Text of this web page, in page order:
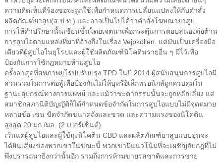
ความคิดเห็นที่ร้องขอจะถูกใช้เพื่อกำหนดการเปลี่ยนแปลงให้กับคำสั่ง
ผลิตภัณฑ์ยาสูบ(ส.ป.ท.) และอาจเป็นไปได้ว่าคำสั่งโฆษณายาสูบ
การให้คำปรึกษานั้นเขียนขึ้นโดยเจตนาเพื่อกระตุ้นการตอบสนองต่อต้าน
การสูบไอตามแหล่งที่มาที่อ้างถึงในเรื่อง Vejpkollen . แต่มันเป็นเครื่องมือ
เดียวที่ผู้สูบไอในยุโรปและผู้ใช้ผลิตภัณฑ์นิโคตินรายอื่น ๆ มีไว้เพื่อ
ป้องกันการใช้กฎหมายห้ามสูบไอ
ครั้งล่าสุดที่สหภาพยุโรปปรับปรุง TPD ในปี 2014 ผู้สนับสนุนการสูบไอมี
ส่วนร่วมในการต่อสู้เพื่อป้องกันไม่ให้บุหรี่อิเล็กทรอนิกส์ถูกควบคุมใน
ฐานะอุปกรณ์ทางการแพทย์ และแม้ว่าชะตากรรมนั้นจะถูกหลีกเลี่ยง แต่
สมาชิกสภานิติบัญญัติก็ได้กำหนดข้อจำกัดในการสูบไอแบบไม่มีจุดหมาย
หลายข้อ เช่น ขีดจำกัดขนาดถังและขวด และความแรงของนิโคติน
สูงสุด 20 มก./มล. (2 เปอร์เซ็นต์)
เว้นแต่ผู้สูบไอและผู้ใช้ถุงนิโคติน CBD และผลิตภัณฑ์ยาสูบแบบอุ่นจะ
ได้ยินเสียงของพวกเขาในขณะนี้ พวกเขามีแนวโน้มที่จะเผชิญกับกฎที่ไม่
พึงปรารถนายิ่งกว่านั้นอีก รวมถึงการห้ามขายรสชาติและการขาย